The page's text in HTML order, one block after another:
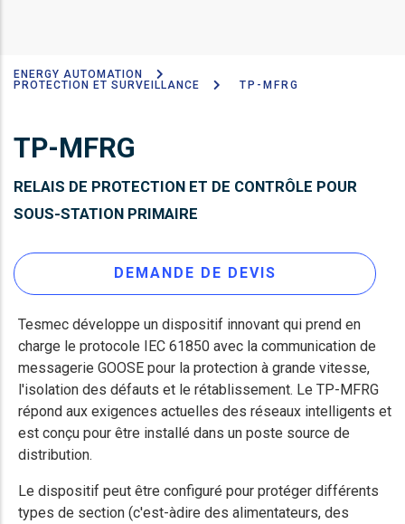
Fil
ENERGY AUTOMATION
PROTECTION ET SURVEILLANCE
TP-MFRG
TP-MFRG
RELAIS DE PROTECTION ET DE CONTRÔLE POUR
SOUS-STATION PRIMAIRE
DEMANDE DE DEVIS
Tesmec développe un dispositif innovant qui prend en
charge le protocole IEC 61850 avec la communication de
messagerie GOOSE pour la protection à grande vitesse,
l'isolation des défauts et le rétablissement. Le TP-MFRG
répond aux exigences actuelles des réseaux intelligents et
est conçu pour être installé dans un poste source de
distribution.
Le dispositif peut être configuré pour protéger différents
types de section (c'est-àdire des alimentateurs, des